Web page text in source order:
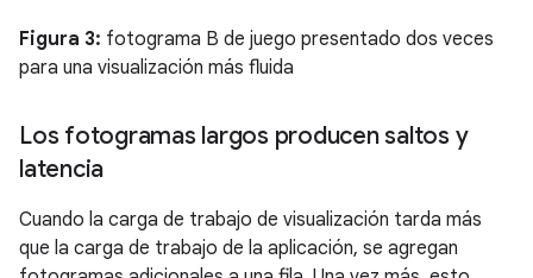
Figura 3: fotograma B de juego presentado dos veces
para una visualización más fluida
Los fotogramas largos producen saltos y
latencia
Cuando la carga de trabajo de visualización tarda más
que la carga de trabajo de la aplicación, se agregan